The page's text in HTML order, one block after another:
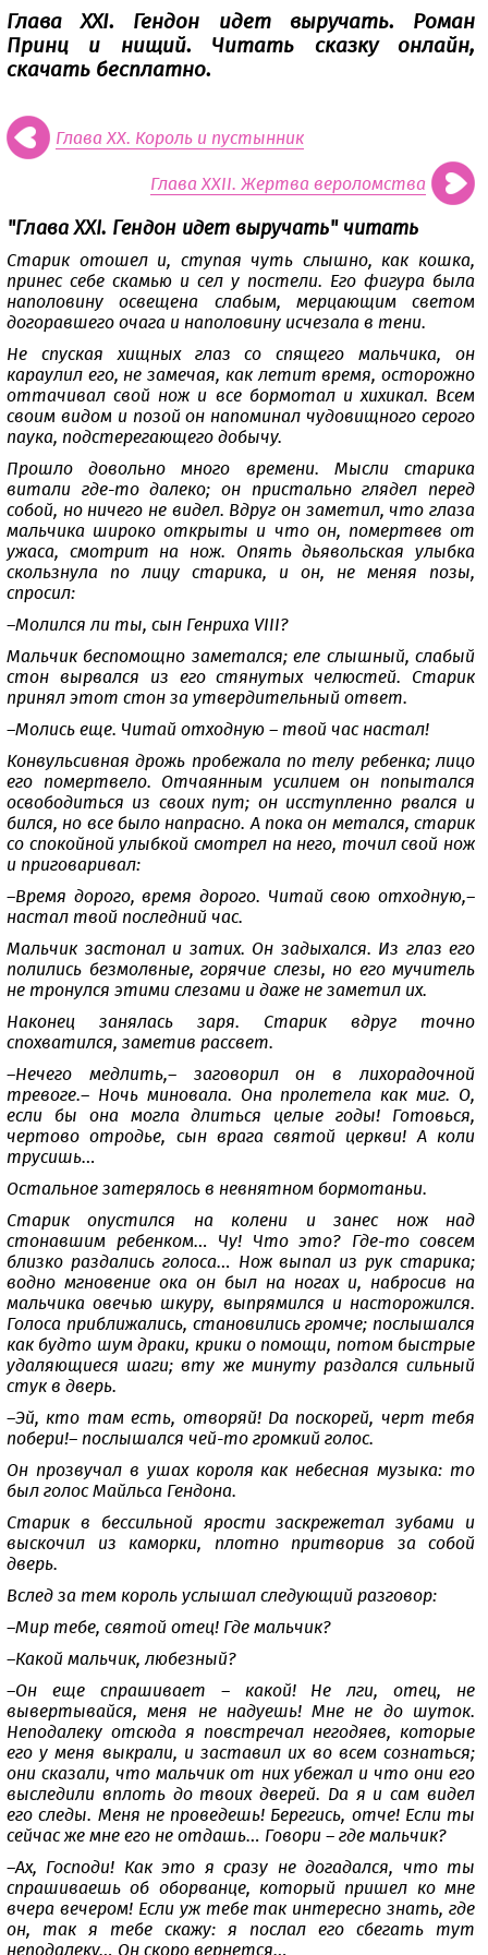
Глава XXI. Гендон идет выручать. Роман
Принц и нищий. Читать сказку онлайн,
скачать бесплатно.
Глава XX. Король и пустынник
Глава XXII. Жертва вероломства
"Глава XXI. Гендон идет выручать" читать
Старик отошел и, ступая чуть слышно, как кошка,
принес себе скамью и сел у постели. Его фигура была
наполовину освещена слабым, мерцающим светом
догоравшего очага и наполовину исчезала в тени.
Не спуская хищных глаз со спящего мальчика, он
караулил его, не замечая, как летит время, осторожно
оттачивал свой нож и все бормотал и хихикал. Всем
своим видом и позой он напоминал чудовищного серого
паука, подстерегающего добычу.
Прошло довольно много времени. Мысли старика
витали где-то далеко; он пристально глядел перед
собой, но ничего не видел. Вдруг он заметил, что глаза
мальчика широко открыты и что он, помертвев от
ужаса, смотрит на нож. Опять дьявольская улыбка
скользнула по лицу старика, и он, не меняя позы,
спросил:
–Молился ли ты, сын Генриха VIII?
Мальчик беспомощно заметался; еле слышный, слабый
стон вырвался из его стянутых челюстей. Старик
принял этот стон за утвердительный ответ.
–Молись еще. Читай отходную – твой час настал!
Конвульсивная дрожь пробежала по телу ребенка; лицо
его помертвело. Отчаянным усилием он попытался
освободиться из своих пут; он исступленно рвался и
бился, но все было напрасно. А пока он метался, старик
со спокойной улыбкой смотрел на него, точил свой нож
и приговаривал:
–Время дорого, время дорого. Читай свою отходную,–
настал твой последний час.
Мальчик застонал и затих. Он задыхался. Из глаз его
полились безмолвные, горячие слезы, но его мучитель
не тронулся этими слезами и даже не заметил их.
Наконец занялась заря. Старик вдруг точно
спохватился, заметив рассвет.
–Нечего медлить,– заговорил он в лихорадочной
тревоге.– Ночь миновала. Она пролетела как миг. О,
если бы она могла длиться целые годы! Готовься,
чертово отродье, сын врага святой церкви! А коли
трусишь…
Остальное затерялось в невнятном бормотаньи.
Старик опустился на колени и занес нож над
стонавшим ребенком… Чу! Что это? Где-то совсем
близко раздались голоса… Нож выпал из рук старика;
водно мгновение ока он был на ногах и, набросив на
мальчика овечью шкуру, выпрямился и насторожился.
Голоса приближались, становились громче; послышался
как будто шум драки, крики о помощи, потом быстрые
удаляющиеся шаги; вту же минуту раздался сильный
стук в дверь.
–Эй, кто там есть, отворяй! Да поскорей, черт тебя
побери!– послышался чей-то громкий голос.
Он прозвучал в ушах короля как небесная музыка: то
был голос Майльса Гендона.
Старик в бессильной ярости заскрежетал зубами и
выскочил из каморки, плотно притворив за собой
дверь.
Вслед за тем король услышал следующий разговор:
–Мир тебе, святой отец! Где мальчик?
–Какой мальчик, любезный?
–Он еще спрашивает – какой! Не лги, отец, не
вывертывайся, меня не надуешь! Мне не до шуток.
Неподалеку отсюда я повстречал негодяев, которые
его у меня выкрали, и заставил их во всем сознаться;
они сказали, что мальчик от них убежал и что они его
выследили вплоть до твоих дверей. Да я и сам видел
его следы. Меня не проведешь! Берегись, отче! Если ты
сейчас же мне его не отдашь… Говори – где мальчик?
–Ах, Господи! Как это я сразу не догадался, что ты
спрашиваешь об оборванце, который пришел ко мне
вчера вечером! Если уж тебе так интересно знать, где
он, так я тебе скажу: я послал его сбегать тут
неподалеку… Он скоро вернется…